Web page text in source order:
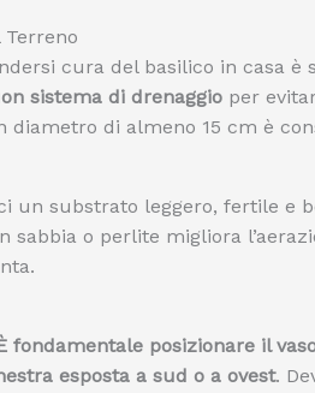
Terreno
cura del basilico in casa è
sistema di drenaggio per
diametro di almeno 15 cm è
un substrato leggero, fertile e
sabbia o perlite migliora
fondamentale posizionare il
esposta a sud o a ovest.